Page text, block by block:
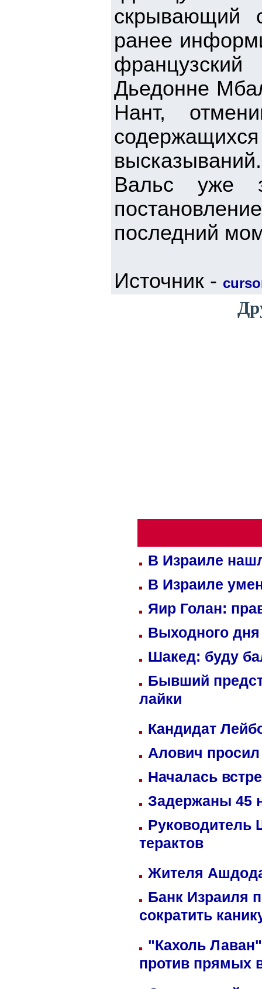
скрывающий
ранее
Дьедонне
Нант,
Вальс уже
последний
Источник -
В Израиле
В Израиле
Яир Голан:
Выходного
Шакед: буду
Бывший
лайки
Кандидат
Алович просил
Началась
Задержаны 45
Руководитель
терактов
Жителя
Банк Израиля
сократить
"Кахоль
против прямых